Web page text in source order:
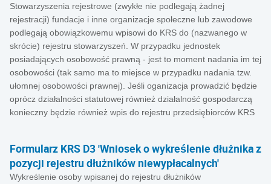
Stowarzyszenia rejestrowe (zwykłe nie podlegają żadnej
rejestracji) fundacje i inne organizacje społeczne lub zawodowe
podlegają obowiązkowemu wpisowi do KRS do (nazwanego w
skrócie) rejestru stowarzyszeń. W przypadku jednostek
posiadających osobowość prawną - jest to moment nadania im tej
osobowości (tak samo ma to miejsce w przypadku nadania tzw.
ułomnej osobowości prawnej). Jeśli oganizacja prowadzić będzie
oprócz działalności statutowej również działalność gospodarczą
konieczny będzie również wpis do rejestru przedsiębiorców KRS
Formularz KRS D3 'Wniosek o wykreślenie dłużnika z
pozycji rejestru dłużników niewypłacalnych'
Wykreślenie osoby wpisanej do rejestru dłużników